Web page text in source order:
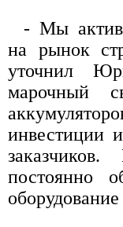
- Мы
на рынок
уточнил
марочный
инвестиции
заказчиков.
постоянно